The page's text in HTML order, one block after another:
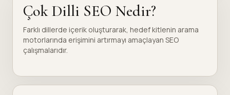
Çok Dilli SEO Nedir?
Farklı dillerde içerik oluşturarak, hedef kitlenin arama
motorlarında erişimini artırmayı amaçlayan SEO
çalışmalarıdır.